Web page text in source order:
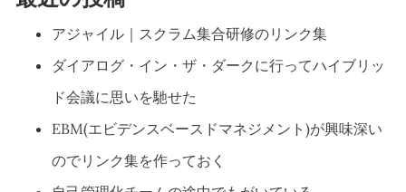
アジャイル｜スクラム集合研修のリンク集
ダイアログ・イン・ザ・ダークに行ってハイブリッ
ド会議に思いを馳せた
EBM(エビデンスベースドマネジメント)が興味深い
のでリンク集を作っておく